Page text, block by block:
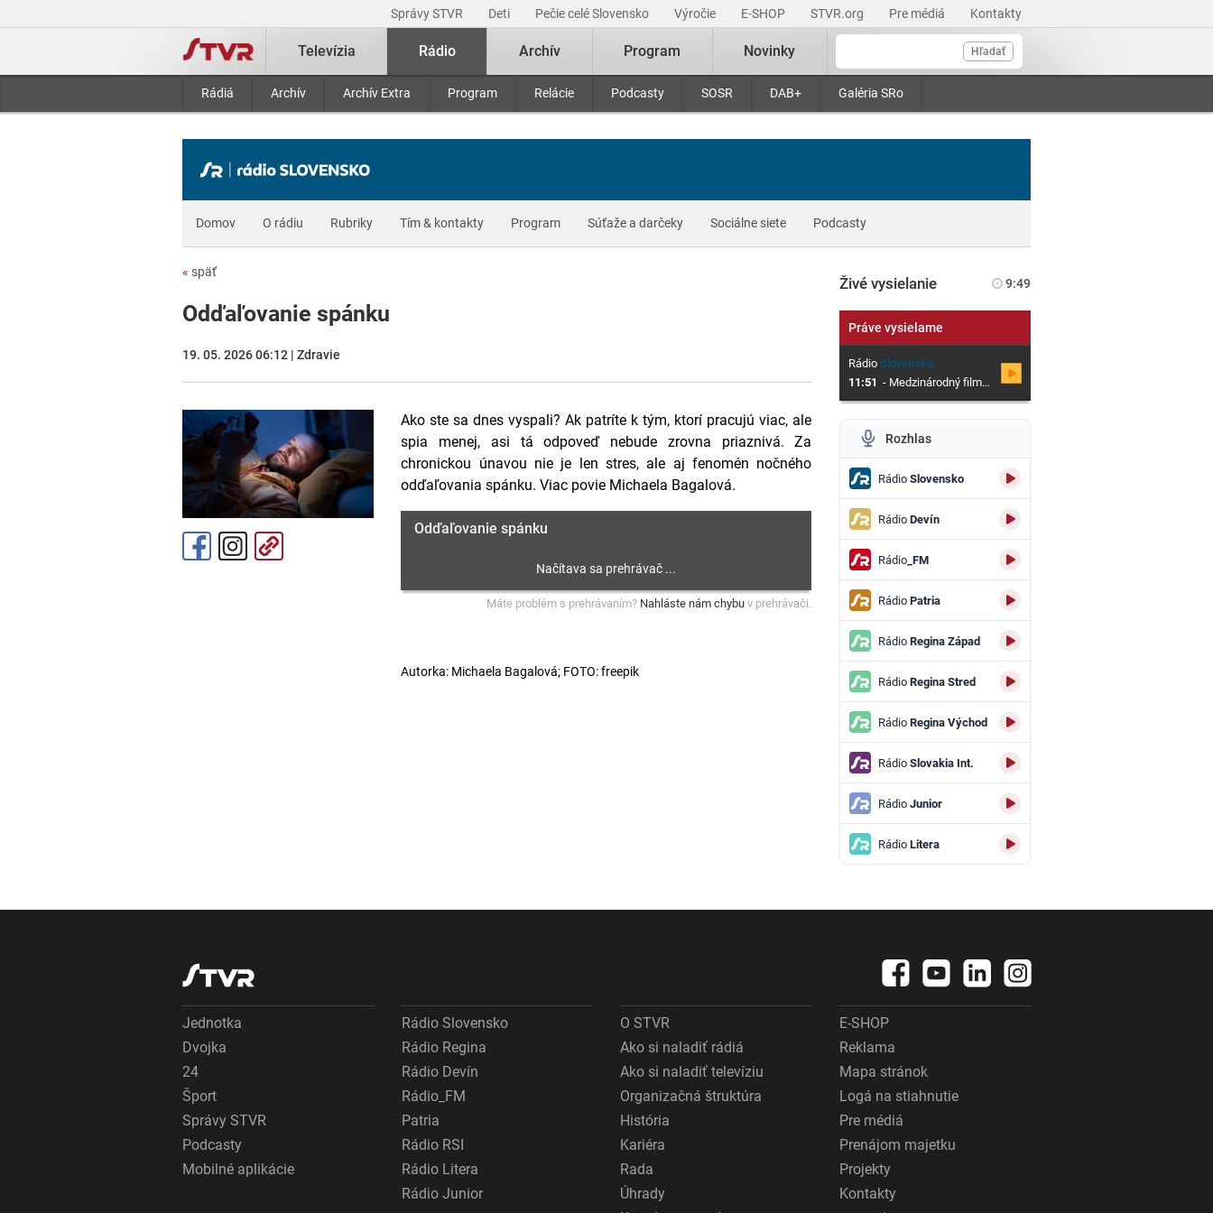
Správy STVR Deti Pečie celé Slovensko Výročie E-SHOP STVR.org Pre médiá Kontakty
Hľadať
Televízia Rádio
Rádiá Archív Archív Extra Program Relácie Podcasty SOSR DAB+ Galéria SRo
Archív Program Novinky
Domov O rádiu Rubriky Tím & kontakty Program Súťaže a darčeky Sociálne siete Podcasty
« späť
Odďaľovanie spánku
19. 05. 2026 06:12 | Zdravie
Ako ste sa dnes vyspali? Ak patríte k tým, ktorí pracujú viac, ale
spia menej, asi tá odpoveď nebude zrovna priaznivá. Za
chronickou únavou nie je len stres, ale aj fenomén nočného
odďaľovania spánku. Viac povie Michaela Bagalová.
Odďaľovanie spánku
Máte problém s prehrávaním? Nahláste nám chybu v prehrávači.
Autorka: Michaela Bagalová; FOTO: freepik
Živé vysielanie 9:49
Práve vysielame
RádioSlovensko
11:51 - Medzinárodný filmový festival Cinematik
Rozhlas
RádioSlovensko
RádioDevín
Rádio_FM
RádioPatria
RádioRegina Západ
RádioRegina Stred
RádioRegina Východ
RádioSlovakia Int.
RádioJunior
RádioLitera
Jednotka
Dvojka
24
Šport
Správy STVR
Podcasty
Mobilné aplikácie
Rádio Slovensko
Rádio Regina
Rádio Devín
Rádio_FM
Patria
Rádio RSI
Rádio Litera
Rádio Junior
O STVR
Ako si naladiť rádiá
Ako si naladiť televíziu
Organizačná štruktúra
História
Kariéra
Rada
Úhrady
E-SHOP
Reklama
Mapa stránok
Logá na stiahnutie
Pre médiá
Prenájom majetku
Projekty
Kontakty